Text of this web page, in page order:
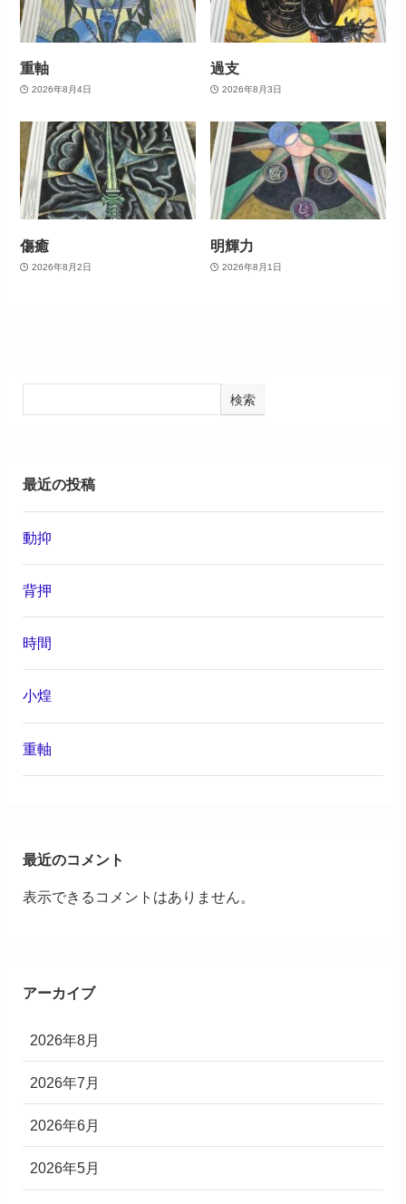
重軸
2026年8月4日
過支
2026年8月3日
傷癒
2026年8月2日
明輝力
2026年8月1日
検索
最近の投稿
動抑
背押
時間
小煌
重軸
最近のコメント
表示できるコメントはありません。
アーカイブ
2026年8月
2026年7月
2026年6月
2026年5月